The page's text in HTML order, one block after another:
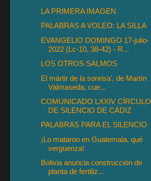
LA PRIMERA IMAGEN
PALABRAS A VOLEO: LA SILLA
EVANGELIO DOMINGO 17-julio-
2022 (Lc-10, 38-42) - R...
LOS OTROS SALMOS
El mártir de la sonrisa', de Martín
Valmaseda, cue...
COMUNICADO LXXIV CÍRCULO
DE SILENCIO DE CÁDIZ
PALABRAS PARA EL SILENCIO
¡Lo mataron en Guatemala, qué
vergüenza!
Bolivia anuncia construcción de
planta de fertiliz...